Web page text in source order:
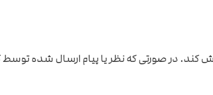
کند. در صورتی که نظر یا پیام ارسال شده